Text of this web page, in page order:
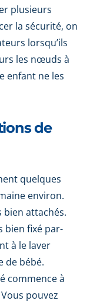
plusieurs
la sécurité, on
lorsqu’ils
les nœuds à
enfant ne les
de
quelques
environ.
attachés.
bien fixé par-
à le laver
de bébé.
commence à
pouvez